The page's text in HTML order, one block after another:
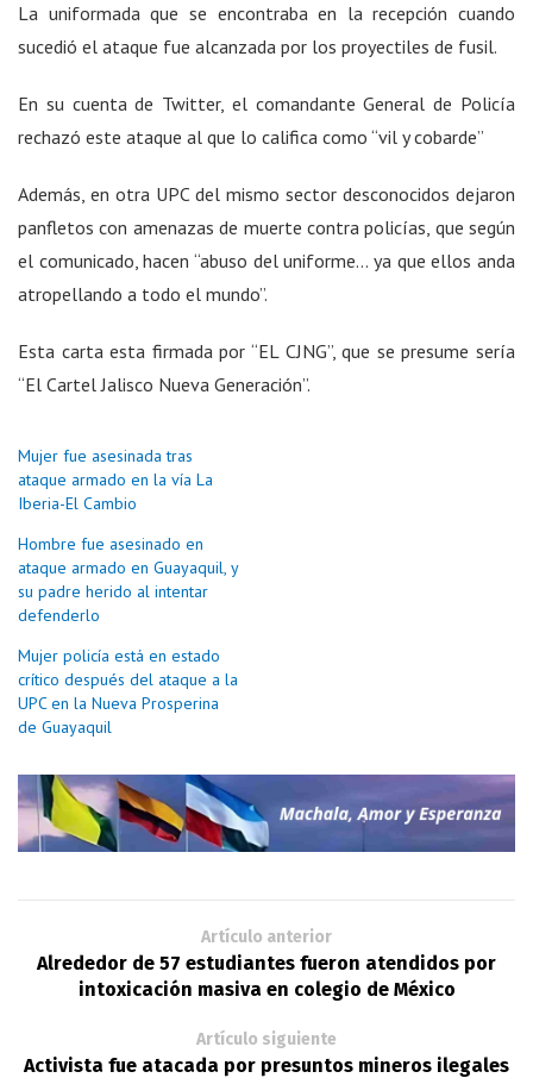
La uniformada que se encontraba en la recepción cuando
sucedió el ataque fue alcanzada por los proyectiles de fusil.
En su cuenta de Twitter, el comandante General de Policía
rechazó este ataque al que lo califica como “vil y cobarde”
Además, en otra UPC del mismo sector desconocidos dejaron
panfletos con amenazas de muerte contra policías, que según
el comunicado, hacen “abuso del uniforme… ya que ellos anda
atropellando a todo el mundo”.
Esta carta esta firmada por “EL CJNG”, que se presume sería
“El Cartel Jalisco Nueva Generación”.
Mujer fue asesinada tras
ataque armado en la vía La
Iberia-El Cambio
Hombre fue asesinado en
ataque armado en Guayaquil, y
su padre herido al intentar
defenderlo
Mujer policía está en estado
crítico después del ataque a la
UPC en la Nueva Prosperina
de Guayaquil
Artículo anterior
Alrededor de 57 estudiantes fueron atendidos por
intoxicación masiva en colegio de México
Artículo siguiente
Activista fue atacada por presuntos mineros ilegales